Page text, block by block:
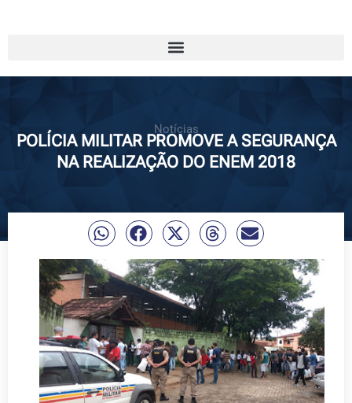
Notícias
POLÍCIA MILITAR PROMOVE A SEGURANÇA
NA REALIZAÇÃO DO ENEM 2018